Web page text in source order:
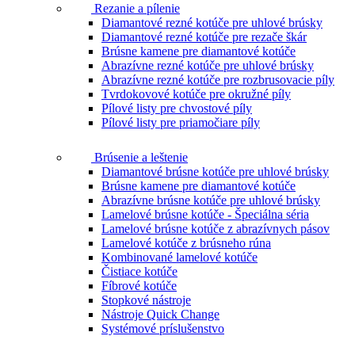
Rezanie a pílenie
Diamantové rezné kotúče pre uhlové brúsky
Diamantové rezné kotúče pre rezače škár
Brúsne kamene pre diamantové kotúče
Abrazívne rezné kotúče pre uhlové brúsky
Abrazívne rezné kotúče pre rozbrusovacie píly
Tvrdokovové kotúče pre okružné píly
Pílové listy pre chvostové píly
Pílové listy pre priamočiare píly
Brúsenie a leštenie
Diamantové brúsne kotúče pre uhlové brúsky
Brúsne kamene pre diamantové kotúče
Abrazívne brúsne kotúče pre uhlové brúsky
Lamelové brúsne kotúče - Špeciálna séria
Lamelové brúsne kotúče z abrazívnych pásov
Lamelové kotúče z brúsneho rúna
Kombinované lamelové kotúče
Čistiace kotúče
Fíbrové kotúče
Stopkové nástroje
Nástroje Quick Change
Systémové príslušenstvo